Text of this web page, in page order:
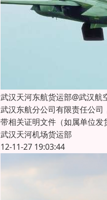
武汉天河东航货运部@武汉航
武汉东航分公司有限责任公
带相关证明文件（如属单位发
武汉天河机场货运部
12-11-27 19:03:44